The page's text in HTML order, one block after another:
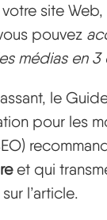
site Web,
pouvez
médias en 3
le
pour les
et qui
l’article.